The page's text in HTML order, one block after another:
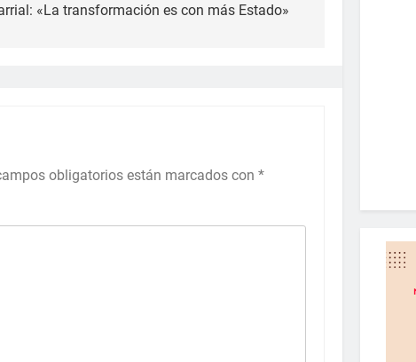
«La transformación es con más Estado»
obligatorios están marcados con *